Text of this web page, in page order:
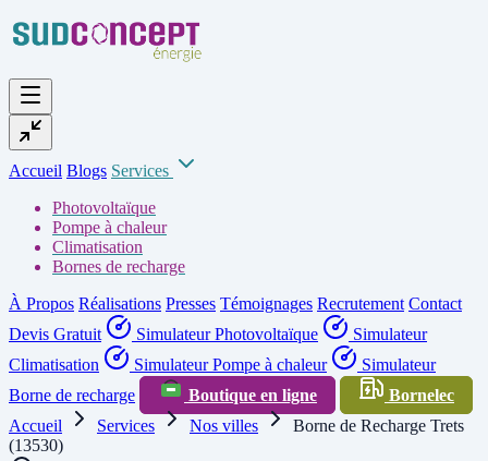
Accueil Blogs Services
Photovoltaïque
Pompe à chaleur
Climatisation
Bornes de recharge
À Propos Réalisations Presses Témoignages Recrutement Contact
Devis Gratuit
Simulateur Photovoltaïque
Simulateur
Climatisation
Simulateur Pompe à chaleur
Simulateur
Borne de recharge
Boutique en ligne
Bornelec
Accueil
Services Nos villes
Borne de Recharge Trets
(13530)